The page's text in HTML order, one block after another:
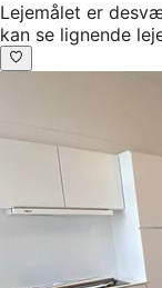
Lejemålet er
kan se lignende